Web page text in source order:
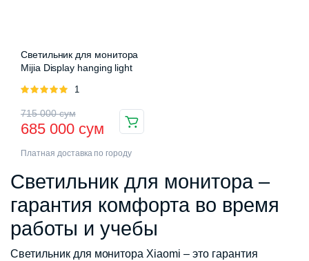
Светильник для монитора
Mijia Display hanging light
Оценка
1
715 000сум
Первоначальная
цена
составляла
715
000 сум.
685 000 сум
Текущая
цена:
685
000 сум.
Платная доставка по городу
Светильник для монитора –
гарантия комфорта во время
работы и учебы
Светильник для монитора Xiaomi – это гарантия